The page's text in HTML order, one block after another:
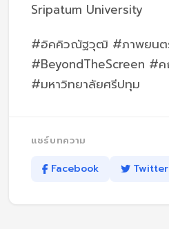
Sripatum University
#อิคคิวณัฐวุฒิ #ภาพยนต
#BeyondTheScreen #
#มหาวิทยาลัยศรีปทุม
แชร์บทความ
Facebook Twitter